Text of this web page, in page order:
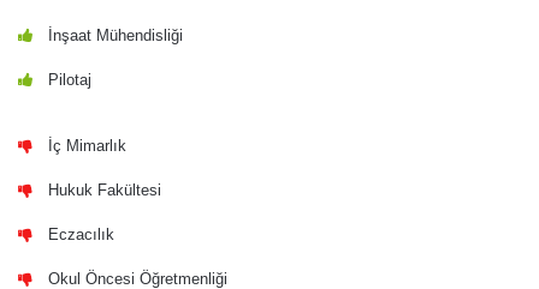
İnşaat Mühendisliği
Pilotaj
İç Mimarlık
Hukuk Fakültesi
Eczacılık
Okul Öncesi Öğretmenliği